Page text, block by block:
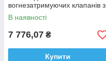
вогнезатримуючих клапанів з
термодатчиком 5Nm 24v
В наявності
7 776,07 ₴
Купити